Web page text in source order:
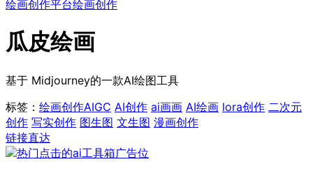
绘画创作平台绘画创作
瓜皮绘画
基于 Midjourney的一款AI绘图工具
标签： 绘画创作AIGC AI创作 ai画画 AI绘画 lora创作 二次元
创作 写实创作 图生图 文生图 漫画创作
链接直达